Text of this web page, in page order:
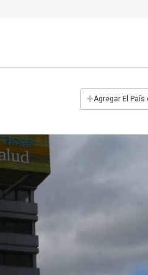
+Agregar El País